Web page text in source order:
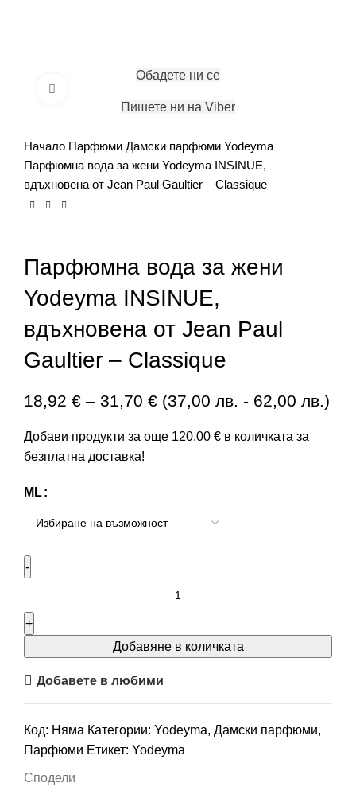
Обадете ни се
Пишете ни на Viber
Начало Парфюми Дамски парфюми Yodeyma
Парфюмна вода за жени Yodeyma INSINUE,
вдъхновена от Jean Paul Gaultier – Classique
Купи с
Парфюмна вода за жени
Yodeyma INSINUE,
вдъхновена от Jean Paul
Gaultier – Classique
18,92 € – 31,70 € (37,00 лв. - 62,00 лв.)
Добави продукти за още 120,00 € в количката за
безплатна доставка!
ML
Добавяне в количката
Добавете в любими
Код: Няма Категории: Yodeyma, Дамски парфюми,
Парфюми Етикет: Yodeyma
Сподели